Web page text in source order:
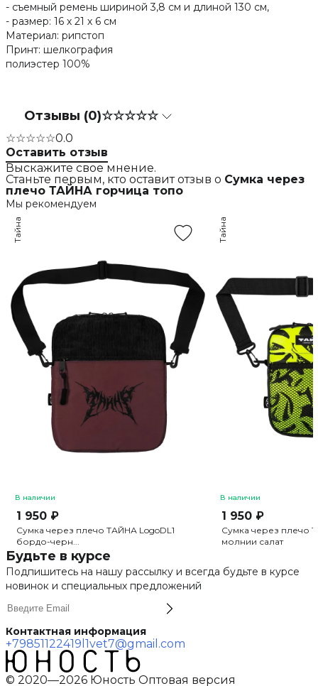
- съемный ремень шириной 3,8 см и длиной 130 см,
- размер: 16 х 21 х 6 см
Материал: рипстоп
Принт: шелкография
полиэстер 100%
Отзывы (0)☆☆☆☆☆
☆☆☆☆☆0.0
Оставить отзыв
Выскажите свое мнение.
Станьте первым, кто оставит отзыв о Сумка через
плечо ТАЙНА горчица топо
Мы рекомендуем
В наличии
Тайна
1 950 ₽
Сумка через плечо ТАЙНА LogoDL1
бордо-черн...
В наличии
Тайна
1 950 ₽
Сумка через плечо
молнии салат
Будьте в курсе
Подпишитесь на нашу рассылку и всегда будьте в курсе
новинок и специальных предложений
Контактная информация
+79851122419 l1vet7@gmail.com
© 2020—2026 Юность Оптовая версия